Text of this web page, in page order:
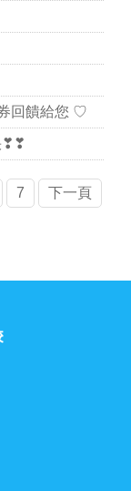
回饋給您 ♡
❣❣
7 下一頁